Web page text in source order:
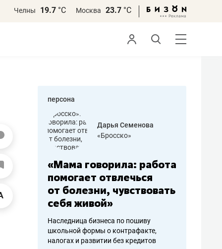
Челны 19.7 °С Москва 23.7 °С
персона
Дарья Семенова
«Бросско»
«Мама говорила: работа
помогает отвлечься
от болезни, чувствовать
себя живой»
Наследница бизнеса по пошиву
школьной формы о контрафакте,
налогах и развитии без кредитов